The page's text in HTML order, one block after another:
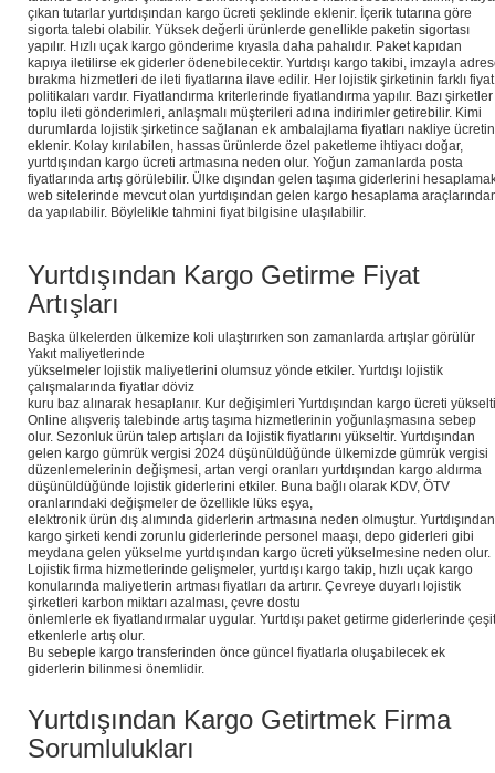
çıkan tutarlar yurtdışından kargo ücreti şeklinde eklenir. İçerik tutarına göre
sigorta talebi olabilir. Yüksek değerli ürünlerde genellikle paketin sigortası
yapılır. Hızlı uçak kargo gönderime kıyasla daha pahalıdır. Paket kapıdan
kapıya iletilirse ek giderler ödenebilecektir. Yurtdışı kargo takibi, imzayla
bırakma hizmetleri de ileti fiyatlarına ilave edilir. Her lojistik şirketinin farklı fiyat
politikaları vardır. Fiyatlandırma kriterlerinde fiyatlandırma yapılır. Bazı şirketler
toplu ileti gönderimleri, anlaşmalı müşterileri adına indirimler getirebilir. Kimi
durumlarda lojistik şirketince sağlanan ek ambalajlama fiyatları nakliye
eklenir. Kolay kırılabilen, hassas ürünlerde özel paketleme ihtiyacı doğar,
yurtdışından kargo ücreti artmasına neden olur. Yoğun zamanlarda posta
fiyatlarında artış görülebilir. Ülke dışından gelen taşıma giderlerini
web sitelerinde mevcut olan yurtdışından gelen kargo hesaplama
da yapılabilir. Böylelikle tahmini fiyat bilgisine ulaşılabilir.
Yurtdışından Kargo Getirme Fiyat
Artışları
Başka ülkelerden ülkemize koli ulaştırırken son zamanlarda artışlar görülür
Yakıt maliyetlerinde
yükselmeler lojistik maliyetlerini olumsuz yönde etkiler. Yurtdışı lojistik
çalışmalarında fiyatlar döviz
kuru baz alınarak hesaplanır. Kur değişimleri Yurtdışından kargo ücreti
Online alışveriş talebinde artış taşıma hizmetlerinin yoğunlaşmasına sebep
olur. Sezonluk ürün talep artışları da lojistik fiyatlarını yükseltir. Yurtdışından
gelen kargo gümrük vergisi 2024 düşünüldüğünde ülkemizde gümrük vergisi
düzenlemelerinin değişmesi, artan vergi oranları yurtdışından kargo aldırma
düşünüldüğünde lojistik giderlerini etkiler. Buna bağlı olarak KDV, ÖTV
oranlarındaki değişmeler de özellikle lüks eşya,
elektronik ürün dış alımında giderlerin artmasına neden olmuştur. Yurtdışından
kargo şirketi kendi zorunlu giderlerinde personel maaşı, depo giderleri gibi
meydana gelen yükselme yurtdışından kargo ücreti yükselmesine neden olur.
Lojistik firma hizmetlerinde gelişmeler, yurtdışı kargo takip, hızlı uçak kargo
konularında maliyetlerin artması fiyatları da artırır. Çevreye duyarlı lojistik
şirketleri karbon miktarı azalması, çevre dostu
önlemlerle ek fiyatlandırmalar uygular. Yurtdışı paket getirme giderlerinde
etkenlerle artış olur.
Bu sebeple kargo transferinden önce güncel fiyatlarla oluşabilecek ek
giderlerin bilinmesi önemlidir.
Yurtdışından Kargo Getirtmek Firma
Sorumlulukları